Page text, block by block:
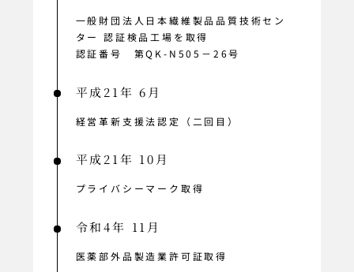
一般財団法人日本繊維製品品質技術セン
ター 認証検品工場を取得
認証番号 第QK-N505－26号
平成21年 6月
経営革新支援法認定（二回目）
平成21年 10月
プライバシーマーク取得
令和4年 11月
医薬部外品製造業許可証取得